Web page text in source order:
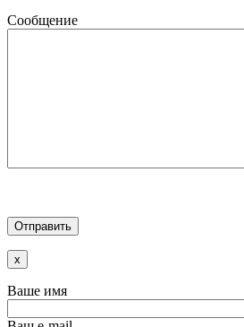
Сообщение
x
Ваше имя